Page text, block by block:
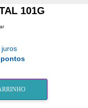
101G
pontos